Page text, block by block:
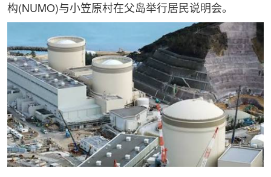
构(NUMO)与小笠原村在父岛举行居民说明会。